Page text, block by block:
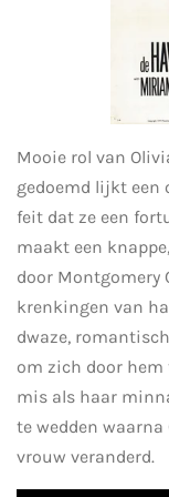
Mooie rol van
gedoemd lijkt een
feit dat ze een
maakt een
door Montgomery
krenkingen van
dwaze,
om zich door
mis als haar
te wedden
vrouw veranderd.